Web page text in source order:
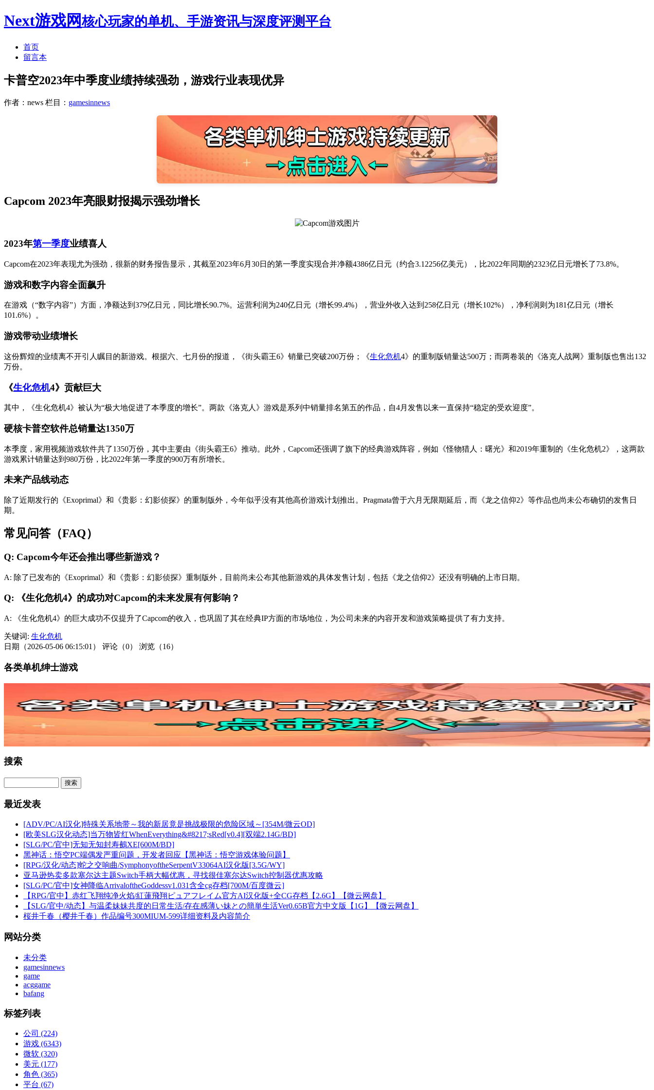
Next游戏网核心玩家的单机、手游资讯与深度评测平台
首页
留言本
卡普空2023年中季度业绩持续强劲，游戏行业表现优异
作者：news 栏目： gamesinnews
Capcom 2023年亮眼财报揭示强劲增长
2023年第一季度业绩喜人
Capcom在2023年表现尤为强劲，很新的财务报告显示，其截至2023年6月30日的第一季度实现合并净额4386亿日元（约合3.12256亿美元），比2022年同期的2323亿日元增长了73.8%。
游戏和数字内容全面飙升
在游戏（“数字内容”）方面，净额达到379亿日元，同比增长90.7%。运营利润为240亿日元（增长99.4%），营业外收入达到258亿日元（增长102%），净利润则为181亿日元（增长
101.6%）。
游戏带动业绩增长
这份辉煌的业绩离不开引人瞩目的新游戏。根据六、七月份的报道，《街头霸王6》销量已突破200万份；《生化危机4》的重制版销量达500万；而两卷装的《洛克人战网》重制版也售出132
万份。
《生化危机4》贡献巨大
其中，《生化危机4》被认为“极大地促进了本季度的增长”。两款《洛克人》游戏是系列中销量排名第五的作品，自4月发售以来一直保持“稳定的受欢迎度”。
硬核卡普空软件总销量达1350万
本季度，家用视频游戏软件共了1350万份，其中主要由《街头霸王6》推动。此外，Capcom还强调了旗下的经典游戏阵容，例如《怪物猎人：曙光》和2019年重制的《生化危机2》，这两款
游戏累计销量达到980万份，比2022年第一季度的900万有所增长。
未来产品线动态
除了近期发行的《Exoprimal》和《贵影：幻影侦探》的重制版外，今年似乎没有其他高价游戏计划推出。Pragmata曾于六月无限期延后，而《龙之信仰2》等作品也尚未公布确切的发售日
期。
常见问答（FAQ）
Q: Capcom今年还会推出哪些新游戏？
A: 除了已发布的《Exoprimal》和《贵影：幻影侦探》重制版外，目前尚未公布其他新游戏的具体发售计划，包括《龙之信仰2》还没有明确的上市日期。
Q: 《生化危机4》的成功对Capcom的未来发展有何影响？
A: 《生化危机4》的巨大成功不仅提升了Capcom的收入，也巩固了其在经典IP方面的市场地位，为公司未来的内容开发和游戏策略提供了有力支持。
关键词: 生化危机
日期（2026-05-06 06:15:01）
评论（0） 浏览（16）
各类单机绅士游戏
搜索
最近发表
[ADV/PC/AI汉化]特殊关系地带～我的新居竟是挑战极限的危险区域～[354M/微云OD]
[欧美SLG汉化动态]当万物皆红WhenEverything&#8217;sRed[v0.4][双端2.14G/BD]
[SLG/PC/官中]无知无知封寿鵺XE[600M/BD]
黑神话：悟空PC端偶发严重问题，开发者回应【黑神话：悟空游戏体验问题】
[RPG/汉化/动态]蛇之交响曲/SymphonyoftheSerpentV33064AI汉化版[3.5G/WY]
亚马逊热卖多款塞尔达主题Switch手柄大幅优惠，寻找很佳塞尔达Switch控制器优惠攻略
[SLG/PC/官中]女神降临ArrivaloftheGoddessv1.031含全cg存档[700M/百度微云]
【RPG/官中】赤红飞翔纯净火焰/紅蓮飛翔ピュアフレイム官方AI汉化版+全CG存档【2.6G】【微云网盘】
【SLG/官中/动态】与温柔妹妹共度的日常生活/存在感薄い妹との簡単生活Ver0.65B官方中文版【1G】【微云网盘】
桜井千春（樱井千春）作品编号300MIUM-599详细资料及内容简介
网站分类
未分类
gamesinnews
game
acggame
bafang
标签列表
公司 (224)
游戏 (6343)
微软 (320)
美元 (177)
角色 (365)
平台 (67)